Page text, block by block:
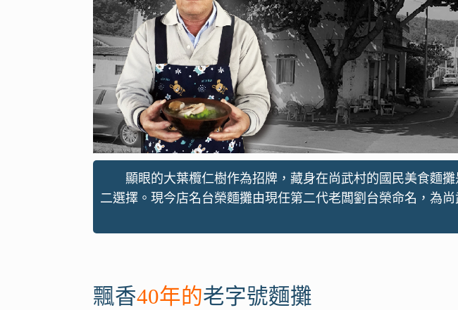
顯眼的大葉欖仁樹作為招牌，藏身在尚武村的國民美食麵
二選擇。現今店名台榮麵攤由現任第二代老闆劉台榮命名，為尚
飄香40年的老字號麵攤